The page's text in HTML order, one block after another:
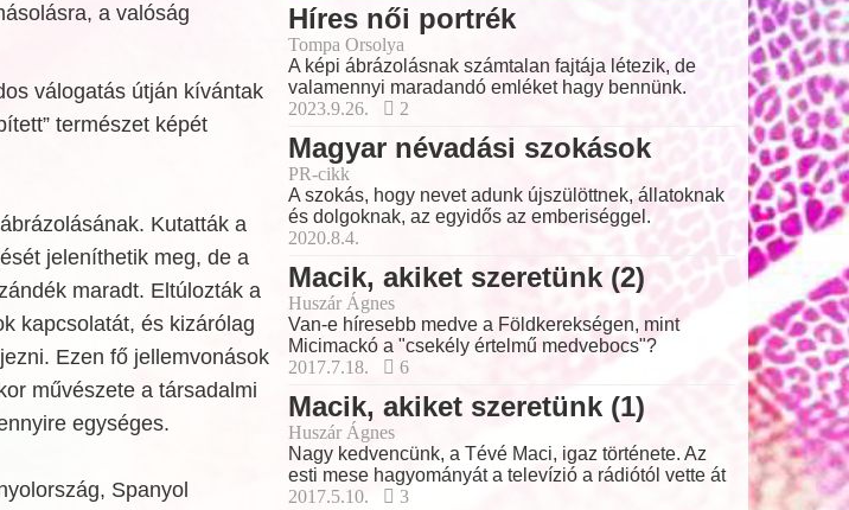
a valóság
válogatás útján kívántak
természet képét
Kutatták a
jeleníthetik meg, de a
maradt. Eltúlozták a
kapcsolatát, és kizárólag
Ezen fő jellemvonások
művészete a társadalmi
egységes.
Spanyol
Híres női portrék
Tompa Orsolya
A képi ábrázolásnak számtalan fajtája létezik, de
valamennyi maradandó emléket hagy bennünk.
2023.9.26.
2
Magyar névadási szokások
PR-cikk
A szokás, hogy nevet adunk újszülöttnek, állatoknak
és dolgoknak, az egyidős az emberiséggel.
2020.8.4.
Macik, akiket szeretünk (2)
Huszár Ágnes
Van-e híresebb medve a Földkerekségen, mint
Micimackó a "csekély értelmű medvebocs"?
2017.7.18.
6
Macik, akiket szeretünk (1)
Huszár Ágnes
Nagy kedvencünk, a Tévé Maci, igaz története. Az
esti mese hagyományát a televízió a rádiótól vette át
2017.5.10.
3